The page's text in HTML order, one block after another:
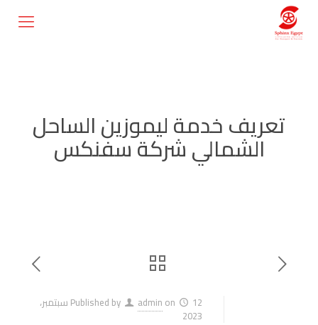
تعريف خدمة ليموزين الساحل
الشمالي شركة سفنكس
Published by admin on 12 سبتمبر،
2023